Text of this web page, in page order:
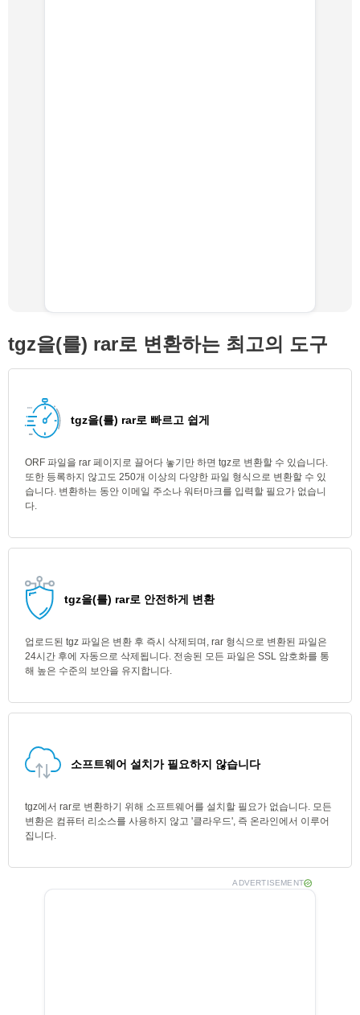
tgz을(를) rar로 변환하는 최고의 도구
tgz을(를) rar로 빠르고 쉽게
ORF 파일을 rar 페이지로 끌어다 놓기만 하면 tgz로 변환할 수 있습니다.
또한 등록하지 않고도 250개 이상의 다양한 파일 형식으로 변환할 수 있
습니다. 변환하는 동안 이메일 주소나 워터마크를 입력할 필요가 없습니
다.
tgz을(를) rar로 안전하게 변환
업로드된 tgz 파일은 변환 후 즉시 삭제되며, rar 형식으로 변환된 파일은
24시간 후에 자동으로 삭제됩니다. 전송된 모든 파일은 SSL 암호화를 통
해 높은 수준의 보안을 유지합니다.
소프트웨어 설치가 필요하지 않습니다
tgz에서 rar로 변환하기 위해 소프트웨어를 설치할 필요가 없습니다. 모든
변환은 컴퓨터 리소스를 사용하지 않고 '클라우드', 즉 온라인에서 이루어
집니다.
ADVERTISEMENT